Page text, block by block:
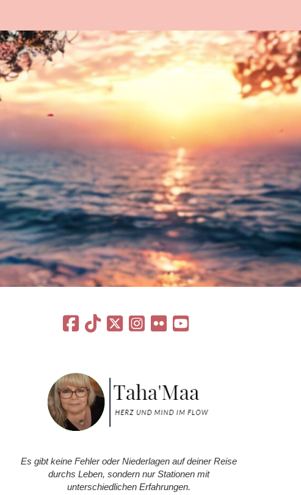
Es gibt keine Fehler oder Niederlagen auf deiner Reise
durchs Leben, sondern nur Stationen mit
unterschiedlichen Erfahrungen.